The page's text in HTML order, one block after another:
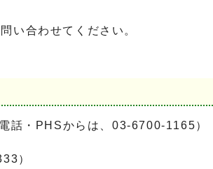
い合わせてください。
話・PHSからは、03-6700-1165）
）